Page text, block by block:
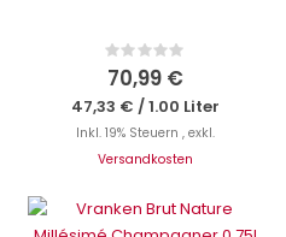
Rating:
0%
70,99 €
47,33 € /1.00 Liter
Inkl. 19% Steuern , exkl.
Versandkosten
IN DEN WARENKORB